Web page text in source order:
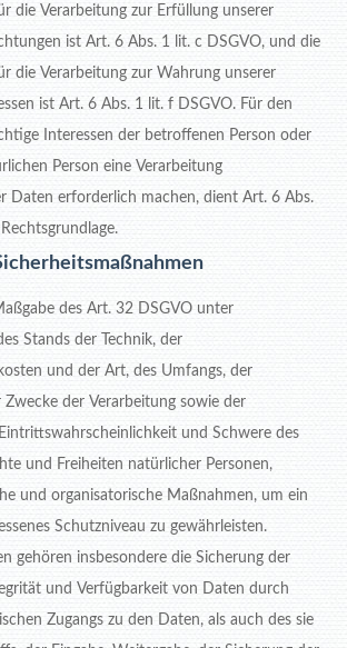
die Verarbeitung zur Erfüllung unserer
ist Art. 6 Abs. 1 lit. c DSGVO, und die
die Verarbeitung zur Wahrung unserer
ist Art. 6 Abs. 1 lit. f DSGVO. Für den
Interessen der betroffenen Person oder
Person eine Verarbeitung
Daten erforderlich machen, dient Art. 6 Abs.
des Art. 32 DSGVO unter
Stands der Technik, der
und der Art, des Umfangs, der
der Verarbeitung sowie der
und Schwere des
und Freiheiten natürlicher Personen,
und organisatorische Maßnahmen, um ein
Schutzniveau zu gewährleisten.
gehören insbesondere die Sicherung der
und Verfügbarkeit von Daten durch
Zugangs zu den Daten, als auch des sie